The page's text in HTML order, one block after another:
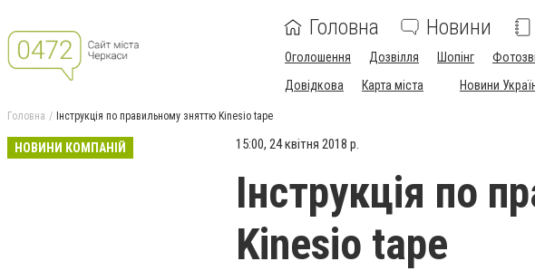
Головна Новини
Оголошення Дозвілля Шопінг
Довідкова
Карта міста Новини
Головна Інструкція по правильному зняттю Kinesio tape
НОВИНИ КОМПАНІЙ 15:00, 24 квітня 2018 р.
Інструкція по
Kinesio tape